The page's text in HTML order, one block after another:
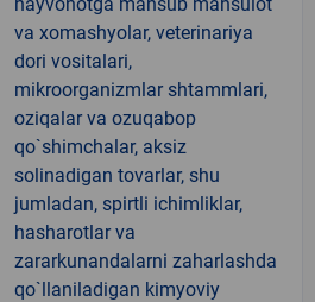
va xomashyolar, veterinariya
dori vositalari,
mikroorganizmlar shtammlari,
oziqalar va ozuqabop
qo`shimchalar, aksiz
solinadigan tovarlar, shu
jumladan, spirtli ichimliklar,
hasharotlar va
zararkunandalarni zaharlashda
qo`llaniladigan kimyoviy